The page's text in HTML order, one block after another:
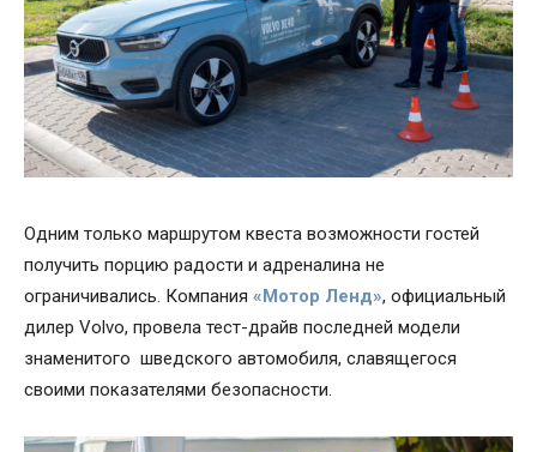
Одним только маршрутом квеста возможности гостей
получить порцию радости и адреналина не
ограничивались. Компания «Мотор Ленд», официальный
дилер Volvo, провела тест-драйв последней модели
знаменитого шведского автомобиля, славящегося
своими показателями безопасности.